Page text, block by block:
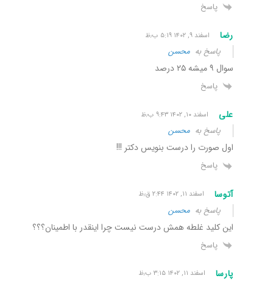
پاسخ
رضا اسفند ۹, ۱۴۰۲ ۵:۱۹ ب٫ظ
پاسخ به محسن
سوال ۹ میشه ۲۵ درصد
پاسخ
علی اسفند ۱۰, ۱۴۰۲ ۹:۴۳ ب٫ظ
پاسخ به محسن
اول صورت را درست بنویس دکتر !!!
پاسخ
آتوسا اسفند ۱۱, ۱۴۰۲ ۲:۴۴ ق٫ظ
پاسخ به محسن
این کلید غلطه همش درست نیست چرا اینقدر با اطمینان؟؟؟
پاسخ
پارسا اسفند ۱۱, ۱۴۰۲ ۳:۱۵ ب٫ظ